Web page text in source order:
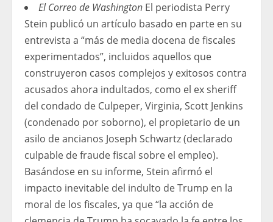
El Correo de Washington El periodista Perry
Stein publicó un artículo basado en parte en su
entrevista a “más de media docena de fiscales
experimentados”, incluidos aquellos que
construyeron casos complejos y exitosos contra
acusados ​​ahora indultados, como el ex sheriff
del condado de Culpeper, Virginia, Scott Jenkins
(condenado por soborno), el propietario de un
asilo de ancianos Joseph Schwartz (declarado
culpable de fraude fiscal sobre el empleo).
Basándose en su informe, Stein afirmó el
impacto inevitable del indulto de Trump en la
moral de los fiscales, ya que “la acción de